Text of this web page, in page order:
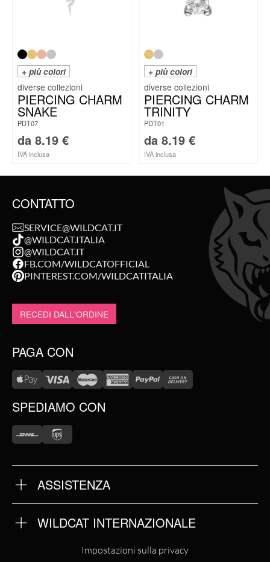
+ più colori
PIERCING CHARM
SNAKE
PDT07
da 8.19 €
IVA inclusa
+ più colori
PIERCING CHARM
TRINITY
PDT01
da 8.19 €
IVA inclusa
CONTATTO
SERVICE@WILDCAT.IT
@WILDCAT.ITALIA
@WILDCAT.IT
FB.COM/WILDCATOFFICIAL
PINTEREST.COM/WILDCATITALIA
RECEDI DALL'ORDINE
PAGA CON
SPEDIAMO CON
ASSISTENZA
TERMINI E CONDIZIONI
PRIVACY POLICY
PARTNERS CERTIFICATI
WILDCAT INTERNAZIONALE
WILDCAT INTERNATIONAL
Impostazioni sulla privacy